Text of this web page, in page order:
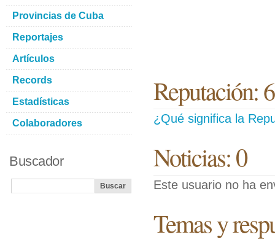
Reputación:
¿Qué significa la
Noticias: 0
Este usuario no ha
Temas y
Provincias de Cuba
Reportajes
Artículos
Records
Estadísticas
Colaboradores
Buscador